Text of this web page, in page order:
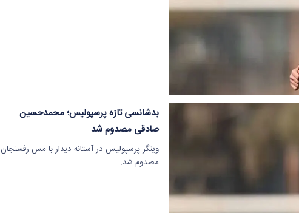
بدشانسی تازه پرسپولیس؛ محمدحسین
صادقی مصدوم شد
وینگر پرسپولیس در آستانه دیدار با مس رفسنجان
مصدوم شد.